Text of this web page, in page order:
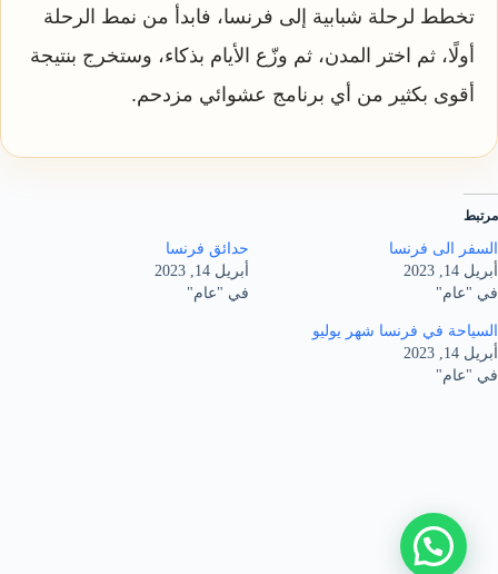
تخطط لرحلة شبابية إلى فرنسا، فابدأ من نمط الرحلة
أولًا، ثم اختر المدن، ثم وزّع الأيام بذكاء، وستخرج بنتيجة
أقوى بكثير من أي برنامج عشوائي مزدحم.
مرتبط
السفر الى فرنسا
أبريل 14, 2023
في "عام"
حدائق فرنسا
أبريل 14, 2023
في "عام"
السياحة في فرنسا شهر يوليو
أبريل 14, 2023
في "عام"